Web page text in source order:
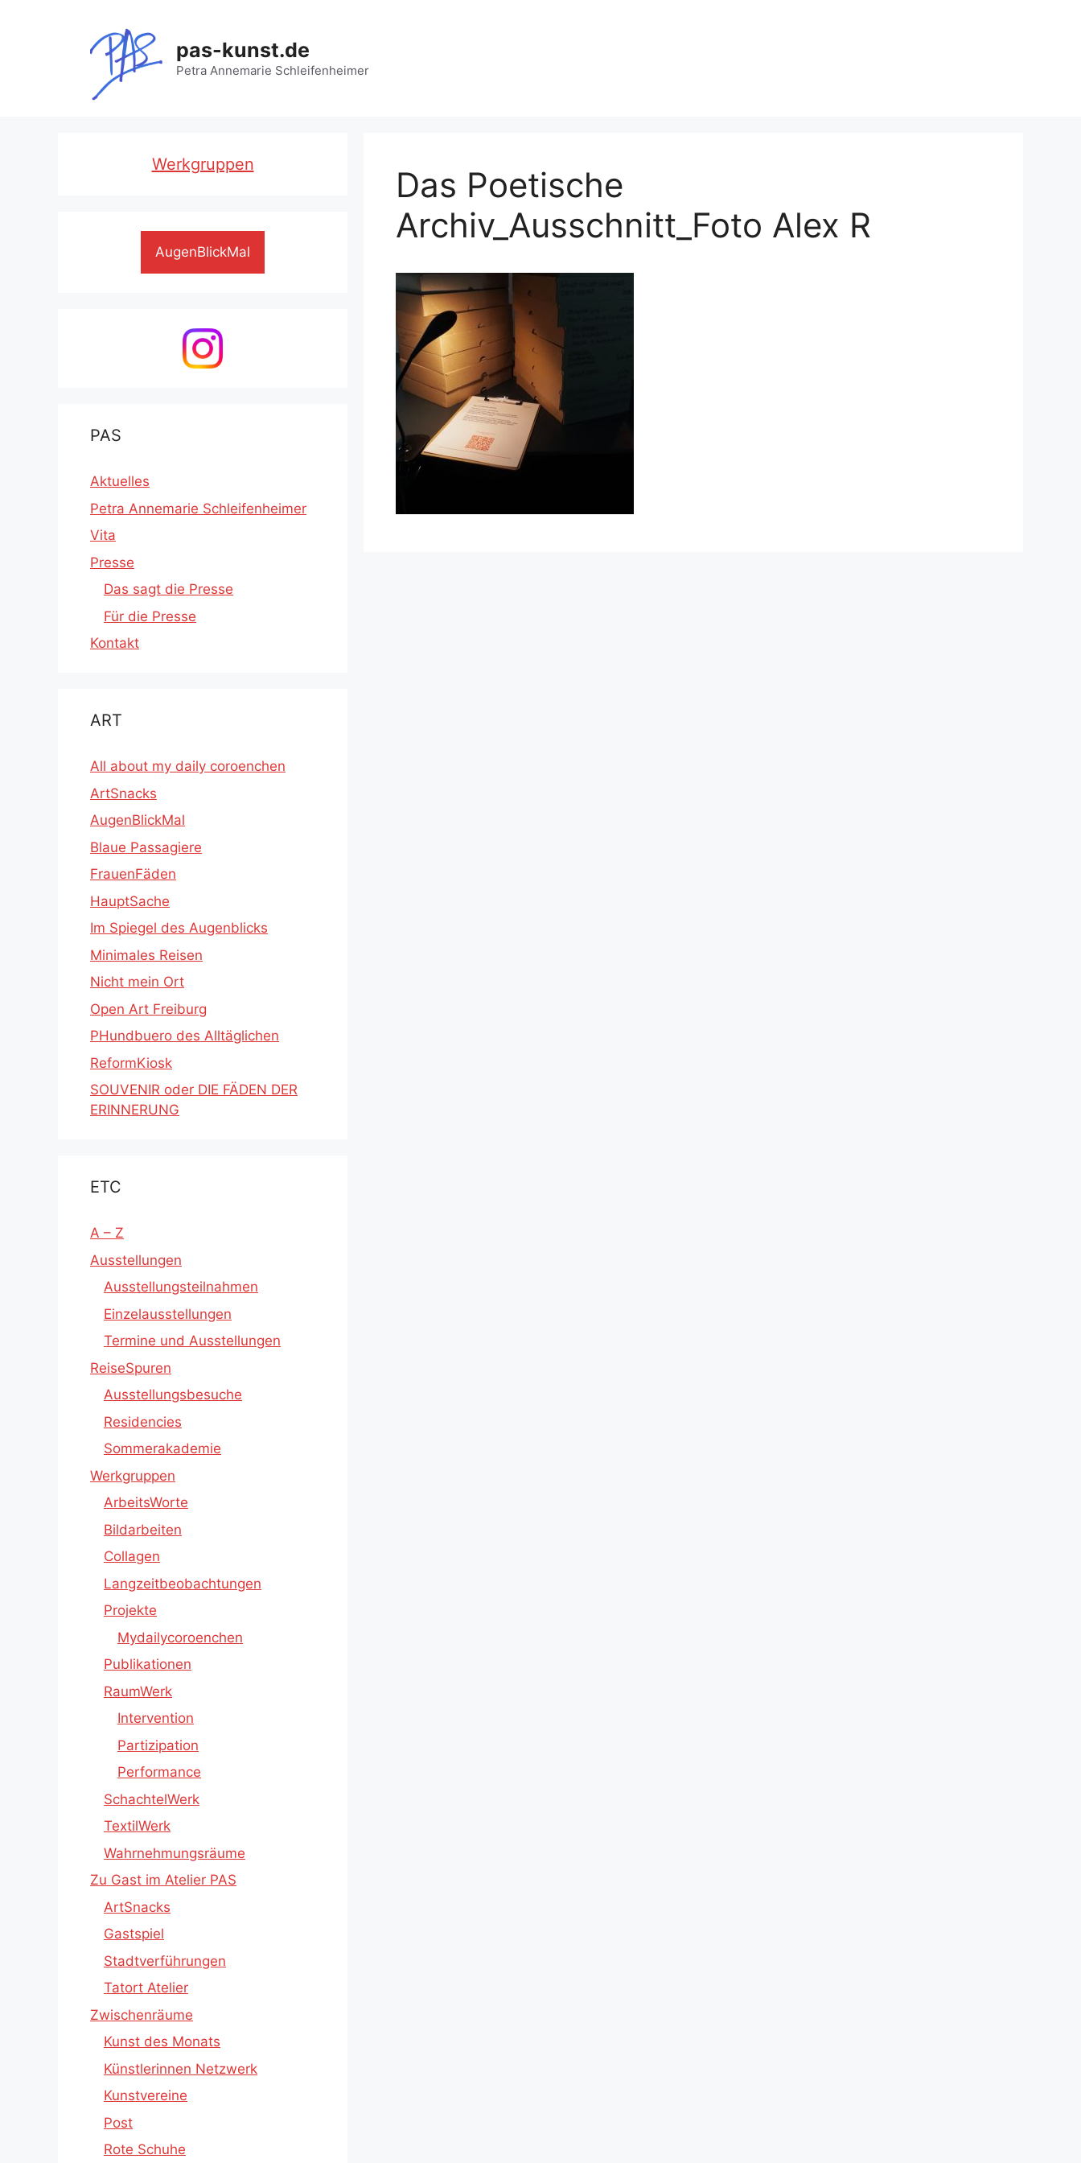
pas-kunst.de
Petra Annemarie Schleifenheimer
Das Poetische
Archiv_Ausschnitt_Foto Alex R
Werkgruppen
AugenBlickMal
PAS
Aktuelles
Petra Annemarie Schleifenheimer
Vita
Presse
Das sagt die Presse
Für die Presse
Kontakt
ART
All about my daily coroenchen
ArtSnacks
AugenBlickMal
Blaue Passagiere
FrauenFäden
HauptSache
Im Spiegel des Augenblicks
Minimales Reisen
Nicht mein Ort
Open Art Freiburg
PHundbuero des Alltäglichen
ReformKiosk
SOUVENIR oder DIE FÄDEN DER
ERINNERUNG
ETC
A – Z
Ausstellungen
Ausstellungsteilnahmen
Einzelausstellungen
Termine und Ausstellungen
ReiseSpuren
Ausstellungsbesuche
Residencies
Sommerakademie
Werkgruppen
ArbeitsWorte
Bildarbeiten
Collagen
Langzeitbeobachtungen
Projekte
Mydailycoroenchen
Publikationen
RaumWerk
Intervention
Partizipation
Performance
SchachtelWerk
TextilWerk
Wahrnehmungsräume
Zu Gast im Atelier PAS
ArtSnacks
Gastspiel
Stadtverführungen
Tatort Atelier
Zwischenräume
Kunst des Monats
Künstlerinnen Netzwerk
Kunstvereine
Post
Rote Schuhe